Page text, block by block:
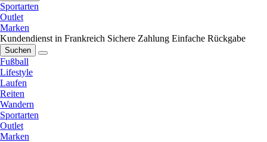
Sportarten
Outlet
Marken
Kundendienst in Frankreich Sichere Zahlung Einfache Rückgabe
Suchen
Fußball
Lifestyle
Laufen
Reiten
Wandern
Sportarten
Outlet
Marken